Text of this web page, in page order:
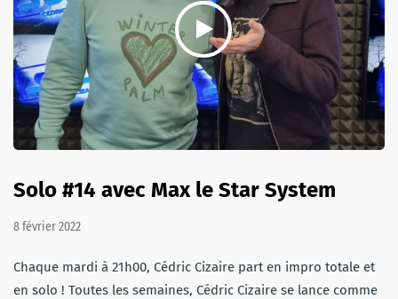
Solo #14 avec Max le Star System
8 février 2022
Chaque mardi à 21h00, Cédric Cizaire part en impro totale et
en solo ! Toutes les semaines, Cédric Cizaire se lance comme